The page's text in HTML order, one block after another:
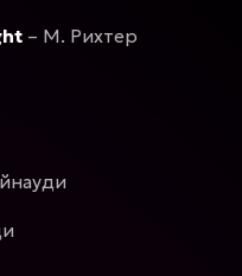
– М. Рихтер